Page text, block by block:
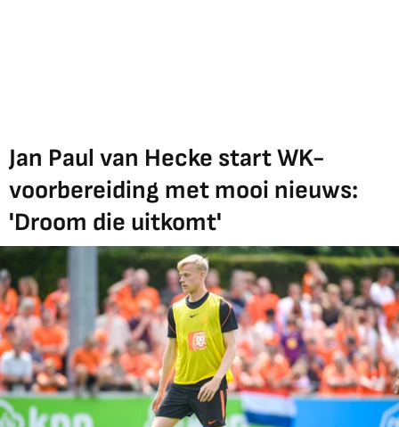
Jan Paul van Hecke start WK-
voorbereiding met mooi nieuws:
'Droom die uitkomt'